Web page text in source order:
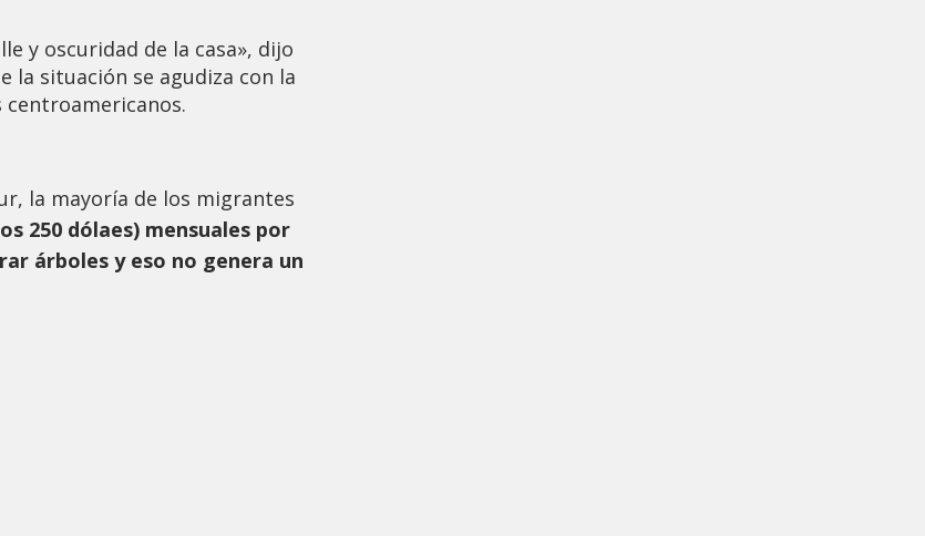
y oscuridad de la casa», dijo
la situación se agudiza con la
la mayoría de los migrantes
250 dólaes) mensuales por
árboles y eso no genera un